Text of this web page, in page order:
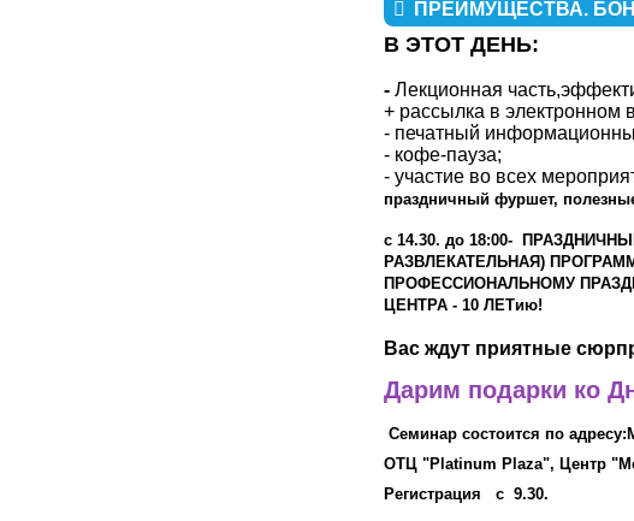
ПРЕИМУЩЕСТВА.
В ЭТОТ ДЕНЬ:
- Лекционная
+ рассылка в электронном
- печатный
- кофе-пауза;
- участие во всех
праздничный фуршет,
с 14.30. до 18:00-
РАЗВЛЕКАТЕЛЬНАЯ)
ПРОФЕССИОНАЛЬНОМУ
ЦЕНТРА - 10 ЛЕТию!
Вас ждут приятные
Дарим подарки ко
Семинар состоится по
ОТЦ "Platinum Plaza", Центр
Регистрация с 9.30.